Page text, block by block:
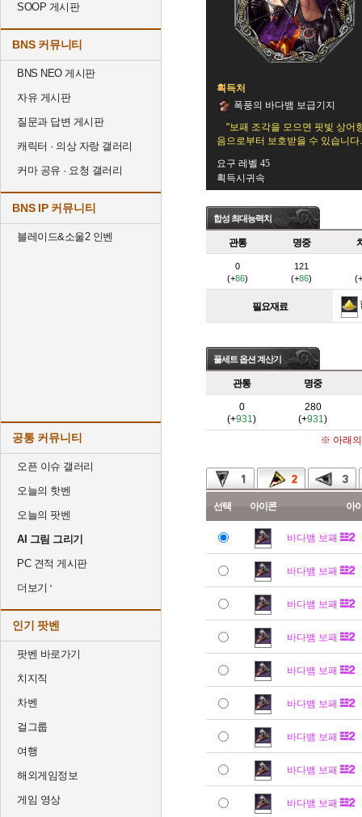
SOOP 게시판
BNS 커뮤니티
BNS NEO 게시판
자유 게시판
질문과 답변 게시판
캐릭터 · 의상 자랑 갤러리
커마 공유 · 요청 갤러리
BNS IP 커뮤니티
블레이드&소울2 인벤
공통 커뮤니티
오픈 이슈 갤러리
오늘의 핫벤
오늘의 팟벤
AI 그림 그리기
PC 견적 게시판
더보기
인기 팟벤
팟벤 바로가기
치지직
차벤
걸그룹
여행
해외게임정보
게임 영상
획득처
폭풍의 바다뱀 보급기지
"보패 조각을 모으면 핏빛 상어
음으로부터 보호받을 수 있습니다
요구 레벨 45
획득시귀속
합성 최대능력치
관통 명중
0
(+86)
121
(+86) (+
필요재료
풀세트 옵션 계산기
관통 명중
0
(+931)
280
(+931)
※ 아래의
선택 아이콘 아
바다뱀 보패
바다뱀 보패
바다뱀 보패
바다뱀 보패
바다뱀 보패
바다뱀 보패
바다뱀 보패
바다뱀 보패
바다뱀 보패